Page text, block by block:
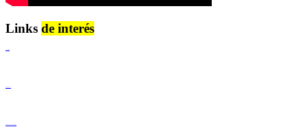
Links de interés